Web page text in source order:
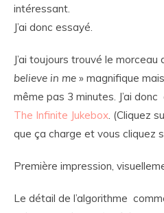
intéressant.
J’ai donc essayé.
J’ai toujours trouvé le morceau
believe in me » magnifique
même pas 3 minutes. J’ai
The Infinite Jukebox. (Cliquez
que ça charge et vous cliquez
Première impression,
Le détail de l’algorithme